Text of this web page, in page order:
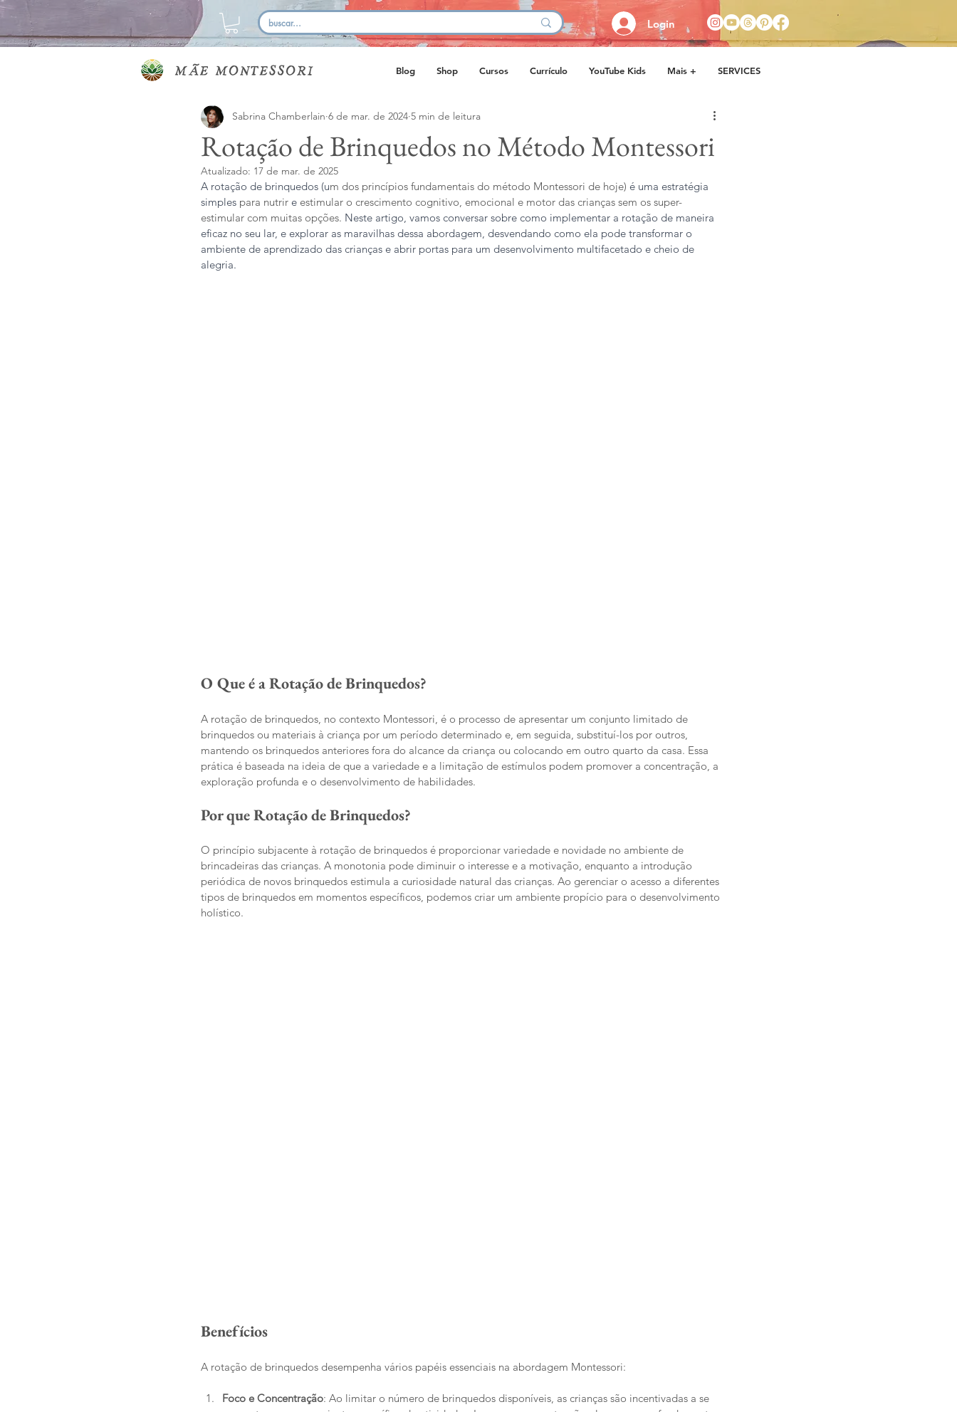
Login
Blog Shop Cursos Currículo YouTube Kids Mais + SERVICES
Rotação de Brinquedos no Método Montessori
Sabrina Chamberlain 6 de mar. de 2024 5 min de leitura
Atualizado: 17 de mar. de 2025
A rotação de brinquedos (um dos princípios fundamentais do método Montessori de hoje) é uma estratégia
simples para nutrir e estimular o crescimento cognitivo, emocional e motor das crianças sem os super-
estimular com muitas opções. Neste artigo, vamos conversar sobre como implementar a rotação de maneira
eficaz no seu lar, e explorar as maravilhas dessa abordagem, desvendando como ela pode transformar o
ambiente de aprendizado das crianças e abrir portas para um desenvolvimento multifacetado e cheio de
alegria.
O Que é a Rotação de Brinquedos?
A rotação de brinquedos, no contexto Montessori, é o processo de apresentar um conjunto limitado de
brinquedos ou materiais à criança por um período determinado e, em seguida, substituí-los por outros,
mantendo os brinquedos anteriores fora do alcance da criança ou colocando em outro quarto da casa. Essa
prática é baseada na ideia de que a variedade e a limitação de estímulos podem promover a concentração, a
exploração profunda e o desenvolvimento de habilidades.
Por que Rotação de Brinquedos?
O princípio subjacente à rotação de brinquedos é proporcionar variedade e novidade no ambiente de
brincadeiras das crianças. A monotonia pode diminuir o interesse e a motivação, enquanto a introdução
periódica de novos brinquedos estimula a curiosidade natural das crianças. Ao gerenciar o acesso a diferentes
tipos de brinquedos em momentos específicos, podemos criar um ambiente propício para o desenvolvimento
holístico.
Benefícios
A rotação de brinquedos desempenha vários papéis essenciais na abordagem Montessori:
Foco e Concentração: Ao limitar o número de brinquedos disponíveis, as crianças são incentivadas a se